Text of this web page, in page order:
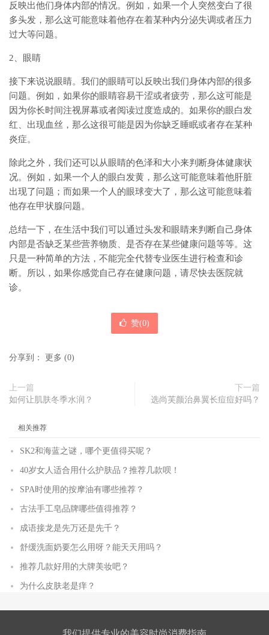
反映出他们身体内部的情况。例如，如果一个人突然变白了很
多头发，那么这可能意味着他存在着某种内分泌失调或者压力
过大等问题。
2、眼睛
接下来说说眼睛。我们的眼睛可以反映出我们身体内部的很多
问题。例如，如果你的眼睛容易干涩或者疲劳，那么这可能是
因为你长时间注视屏幕或者阅读过度造成的。如果你的眼白发
红、出现血丝，那么这很可能是因为你缺乏睡眠或者存在某种
炎症。
除此之外，我们还可以从眼睛的色泽和大小来判断身体健康状
况。例如，如果一个人的眼白发黄，那么这可能意味着他肝脏
出现了问题；而如果一个人的眼球变大了，那么这可能意味着
他存在甲状腺问题。
总结一下，在生活中我们可以通过头发和眼睛来判断自己身体
内部是否缺乏某些营养物质、是否存在某些健康问题等等。这
只是一种简单的方法，不能完全代替专业医生进行检查和诊
断。所以，如果你感觉自己存在健康问题，请尽快去医院就
诊。
赞(0)
分享到： 更多 (0)
上一篇
如何让肌肤冬季水润？
下一篇
选尚芙颜治鼻翼长痘痘好吗？
相关推荐
SK2和海蓝之谜，哪个更值得买呢？
40岁女人适合用什么护肤品？推荐几款呗！
SPA时使用的按摩油有哪些推荐？
古法手工皂品牌哪些值得推荐？
成语接龙是先万还是先千？
舒缓洗面奶要怎么用呀？能天天用吗？
推荐几款好用的大牌美妆吧？
为什么皮肤老是痒？